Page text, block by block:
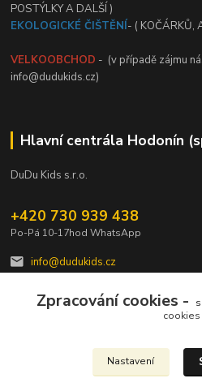
POSTÝLKY A DALŠÍ )
EKOLOGICKÉ ČIŠTĚNÍ- ( KOČÁRKŮ,
VELKOOBCHOD - (v případě zájmu
info@dudukids.cz)
Hlavní centrála Hodonín
DuDu Kids s.r.o.
+420 730 939 438
Po-Pá 10-17hod WhatsApp
info@dudukids.cz
Upravit sběr
Zpracování cookies -
cookies
Nastavení